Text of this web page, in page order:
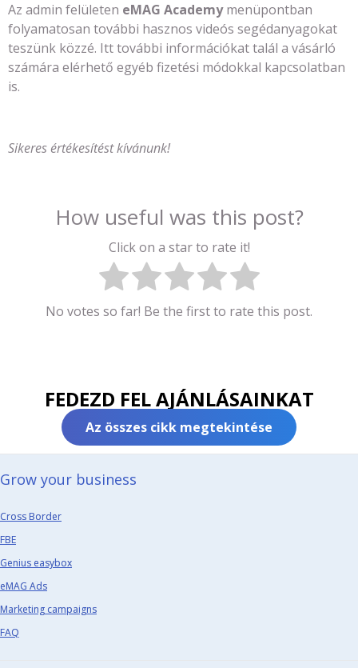
Az admin felületen eMAG Academymenüpontban
folyamatosan további hasznos videós segédanyagokat
teszünk közzé. Itt további információkat talál a vásárló
számára elérhető egyéb fizetési módokkal kapcsolatban
is.
Sikeres értékesítést kívánunk!
How useful was this post?
Click on a star to rate it!
No votes so far! Be the first to rate this post.
FEDEZD FEL AJÁNLÁSAINKAT
Az összes cikk megtekintése
Grow your business​
Cross Border
FBE
Genius easybox
eMAG Ads
Marketing campaigns
FAQ